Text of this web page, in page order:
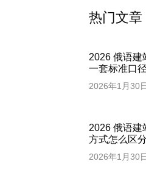
热门文章
2026 俄语建
一套标准口
2026年1月30
2026 俄语建
方式怎么区分
2026年1月30